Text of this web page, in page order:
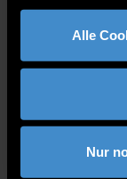
gesammelt
Alle
Nur
Sprechzeiten